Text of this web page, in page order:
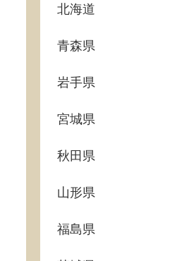
北海道
青森県
岩手県
宮城県
秋田県
山形県
福島県